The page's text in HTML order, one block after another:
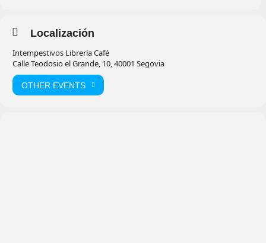
Localización
Intempestivos Librería Café
Calle Teodosio el Grande, 10, 40001 Segovia
OTHER EVENTS